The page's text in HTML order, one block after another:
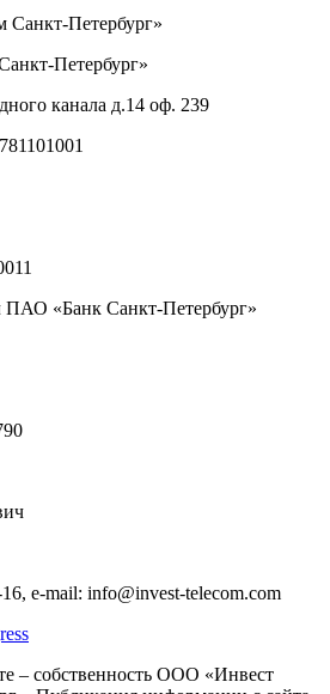
Санкт-Петербург»
Петербург»
канала д.14 оф. 239
ПАО «Банк Санкт-Петербург»
e-mail: info@invest-telecom.com
– собственность ООО «Инвест